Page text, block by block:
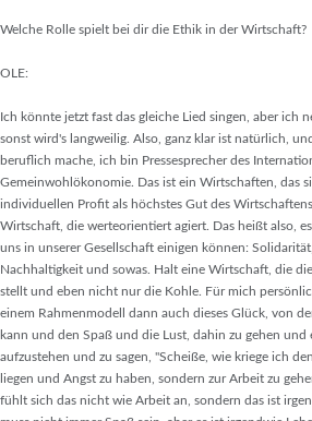
Welche Rolle spielt bei dir die Ethik in der Wirtschaft?
OLE:
Ich könnte jetzt fast das gleiche Lied singen, aber ich
sonst wird's langweilig. Also, ganz klar ist natürlich,
beruflich mache, ich bin Pressesprecher des
Gemeinwohlökonomie. Das ist ein Wirtschaften, das
individuellen Profit als höchstes Gut des
Wirtschaft, die werteorientiert agiert. Das heißt also,
uns in unserer Gesellschaft einigen können:
Nachhaltigkeit und sowas. Halt eine Wirtschaft, die
stellt und eben nicht nur die Kohle. Für mich
einem Rahmenmodell dann auch dieses Glück, von
kann und den Spaß und die Lust, dahin zu gehen
aufzustehen und zu sagen, "Scheiße, wie kriege ich
liegen und Angst zu haben, sondern zur Arbeit zu
fühlt sich das nicht wie Arbeit an, sondern das ist